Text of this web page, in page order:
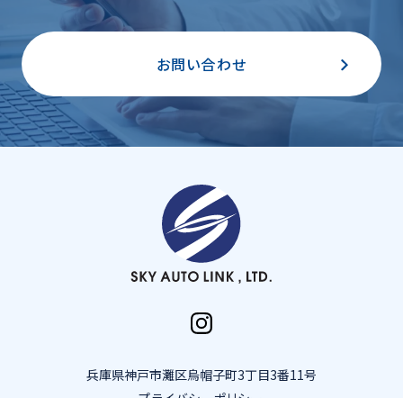
お問い合わせ
兵庫県神戸市灘区烏帽子町3丁目3番11号